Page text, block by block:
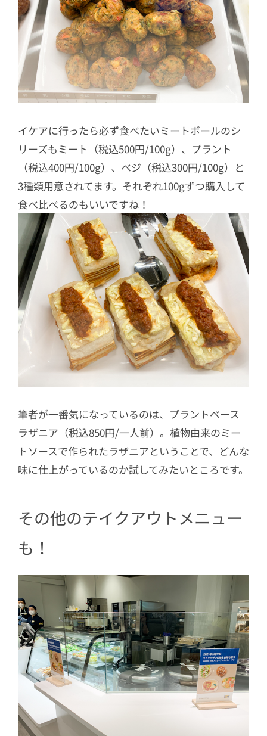
イケアに行ったら必ず食べたいミートボールのシ
リーズもミート（税込500円/100g）、プラント
（税込400円/100g）、ベジ（税込300円/100g）と
3種類用意されてます。それぞれ100gずつ購入して
食べ比べるのもいいですね！
筆者が一番気になっているのは、プラントベース
ラザニア（税込850円/一人前）。植物由来のミー
トソースで作られたラザニアということで、どんな
味に仕上がっているのか試してみたいところです。
その他のテイクアウトメニュー
も！